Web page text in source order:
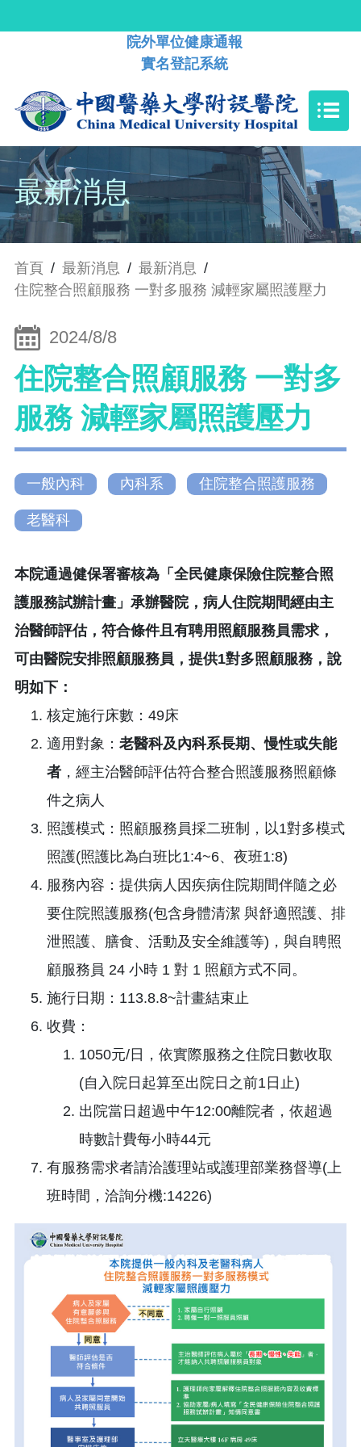
院外單位健康通報
實名登記系統
最新消息
首頁 / 最新消息 / 最新消息 /
住院整合照顧服務 一對多服務 減輕家屬照護壓力
2024/8/8
住院整合照顧服務 一對多
服務 減輕家屬照護壓力
一般內科 內科系 住院整合照護服務
老醫科
本院通過健保署審核為「全民健康保險住院整合照
護服務試辦計畫」承辦醫院，病人住院期間經由主
治醫師評估，符合條件且有聘用照顧服務員需求，
可由醫院安排照顧服務員，提供1對多照顧服務，說
明如下：
核定施行床數：49床
適用對象： 老醫科及內科系長期、慢性或失能
者 ，經主治醫師評估符合整合照護服務照顧條
件之病人
照護模式：照顧服務員採二班制，以1對多模式
照護(照護比為白班比1:4~6、夜班1:8)
服務內容：提供病人因疾病住院期間伴隨之必
要住院照護服務(包含身體清潔 與舒適照護、排
泄照護、膳食、活動及安全維護等)，與自聘照
顧服務員 24 小時 1 對 1 照顧方式不同。
施行日期：113.8.8~計畫結束止
收費：
1050元/日，依實際服務之住院日數收取
(自入院日起算至出院日之前1日止)
出院當日超過中午12:00離院者，依超過
時數計費每小時44元
有服務需求者請洽護理站或護理部業務督導(上
班時間，洽詢分機:14226)